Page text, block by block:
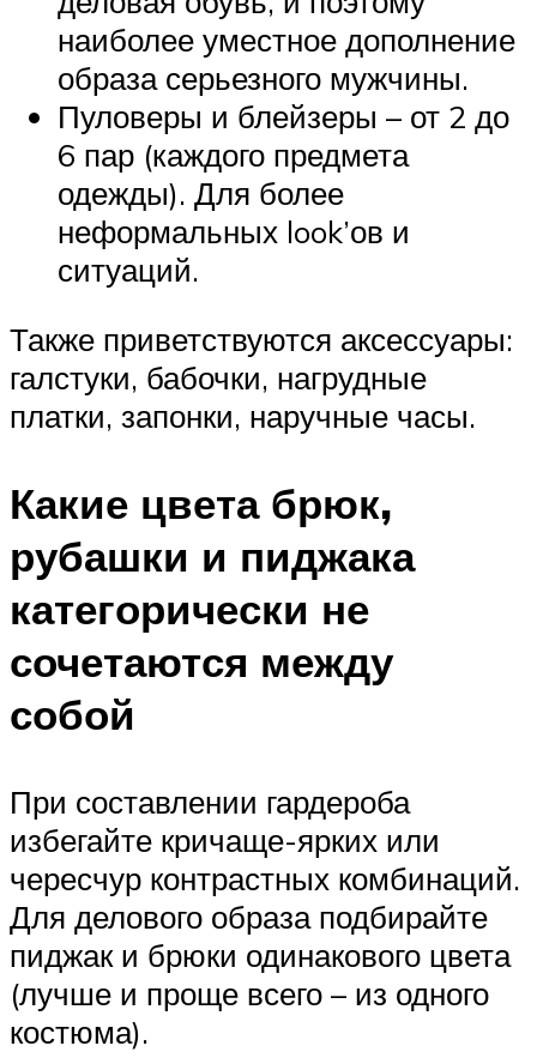
наиболее уместное дополнение
образа серьезного мужчины.
Пуловеры и блейзеры – от 2 до
6 пар (каждого предмета
одежды). Для более
неформальных look’ов и
ситуаций.
Также приветствуются аксессуары:
галстуки, бабочки, нагрудные
платки, запонки, наручные часы.
Какие цвета брюк,
рубашки и пиджака
категорически не
сочетаются между
собой
При составлении гардероба
избегайте кричаще-ярких или
чересчур контрастных комбинаций.
Для делового образа подбирайте
пиджак и брюки одинакового цвета
(лучше и проще всего – из одного
костюма).